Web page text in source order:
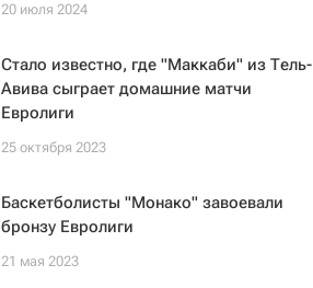
20 июля 2024
Стало известно, где "Маккаби" из Тель-
Авива сыграет домашние матчи
Евролиги
25 октября 2023
Баскетболисты "Монако" завоевали
бронзу Евролиги
21 мая 2023